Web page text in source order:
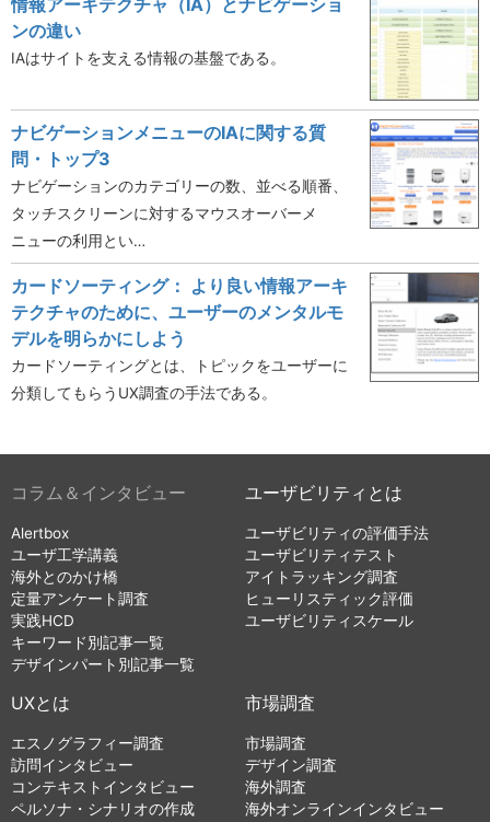
ンの違い
IAはサイトを支える情報の基盤である。
ナビゲーションメニューのIAに関する質
問・トップ3
ナビゲーションのカテゴリーの数、並べる順番、
タッチスクリーンに対するマウスオーバーメ
ニューの利用とい…
カードソーティング： より良い情報アーキ
テクチャのために、ユーザーのメンタルモ
デルを明らかにしよう
カードソーティングとは、トピックをユーザーに
分類してもらうUX調査の手法である。
コラム＆インタビュー
Alertbox
ユーザ工学講義
海外とのかけ橋
定量アンケート調査
実践HCD
キーワード別記事一覧
デザインパート別記事一覧
ユーザビリティとは
ユーザビリティの評価手法
ユーザビリティテスト
アイトラッキング調査
ヒューリスティック評価
ユーザビリティスケール
UXとは
エスノグラフィー調査
訪問インタビュー
コンテキストインタビュー
ペルソナ・シナリオの作成
市場調査
市場調査
デザイン調査
海外調査
海外オンラインインタビュー